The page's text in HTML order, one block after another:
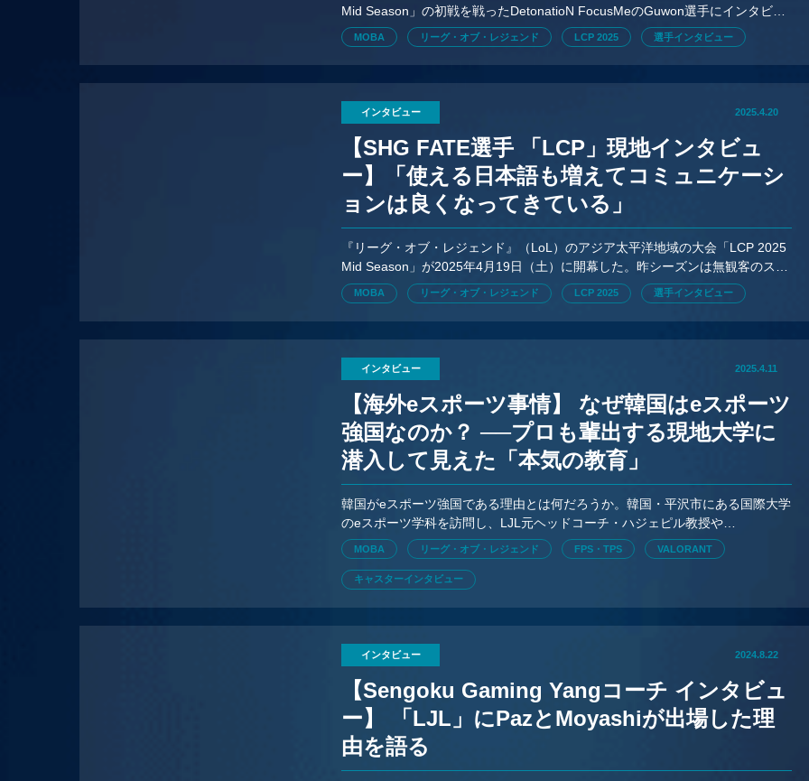
Mid Season」の初戦を戦ったDetonatioN FocusMeのGuwon選手にインタビュ
ー。MOBA リーグ・オブ・レジェンド LCP 2025 選手インタビュー
インタビュー 2025.4.20
【SHG FATE選手 「LCP」現地インタビュ
ー】「使える日本語も増えてコミュニケーシ
ョンは良くなってきている」
『リーグ・オブ・レジェンド』（LoL）のアジア太平洋地域の大会「LCP 2025
Mid Season」が2025年4月19日（土）に開幕した。昨シーズンは無観客のスタ
ジオで試合が行われていたが、今シーズンからは「LCP
MOBA リーグ・オブ・レジェンド LCP 2025 選手インタビュー
インタビュー 2025.4.11
【海外eスポーツ事情】 なぜ韓国はeスポーツ
強国なのか？ ──プロも輩出する現地大学に
潜入して見えた「本気の教育」
韓国がeスポーツ強国である理由とは何だろうか。韓国・平沢市にある国際大学
のeスポーツ学科を訪問し、LJL元ヘッドコーチ・ハジェピル教授や
『VALORANT』プロリーグ現役キャスターのキムスヒョン教授、学生らを取材
した。
MOBA リーグ・オブ・レジェンド FPS・TPS VALORANT
キャスターインタビュー
インタビュー 2024.8.22
【Sengoku Gaming Yangコーチ インタビュ
ー】 「LJL」にPazとMoyashiが出場した理
由を語る